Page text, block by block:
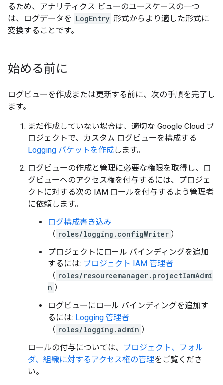
るため、アナリティクス ビューのユースケースの一つ
は、ログデータを LogEntry 形式からより適した形式に
変換することです。
始める前に
ログビューを作成または更新する前に、次の手順を完了し
ます。
まだ作成していない場合は、適切な Google Cloud プ
ロジェクトで、カスタム ログビューを構成する
Logging バケットを作成します。
ログビューの作成と管理に必要な権限を取得し、ロ
グビューへのアクセス権を付与するには、プロジェ
クトに対する次の IAM ロールを付与するよう管理者
に依頼します。
ログ構成書き込み
（ roles/logging.configWriter ）
プロジェクトにロール バインディングを追加
するには: プロジェクト IAM 管理者
（ roles/resourcemanager.projectIamAdmi
n ）
ログビューにロール バインディングを追加す
るには: Logging 管理者
（ roles/logging.admin ）
ロールの付与については、
プロジェクト、フォル
ダ、組織に対するアクセス権の管理をご覧くださ
い。